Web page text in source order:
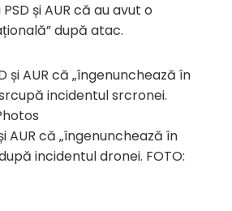
și AUR că au avut o
după atac.
AUR că „îngenunchează în
incidentul dronei. FOTO: